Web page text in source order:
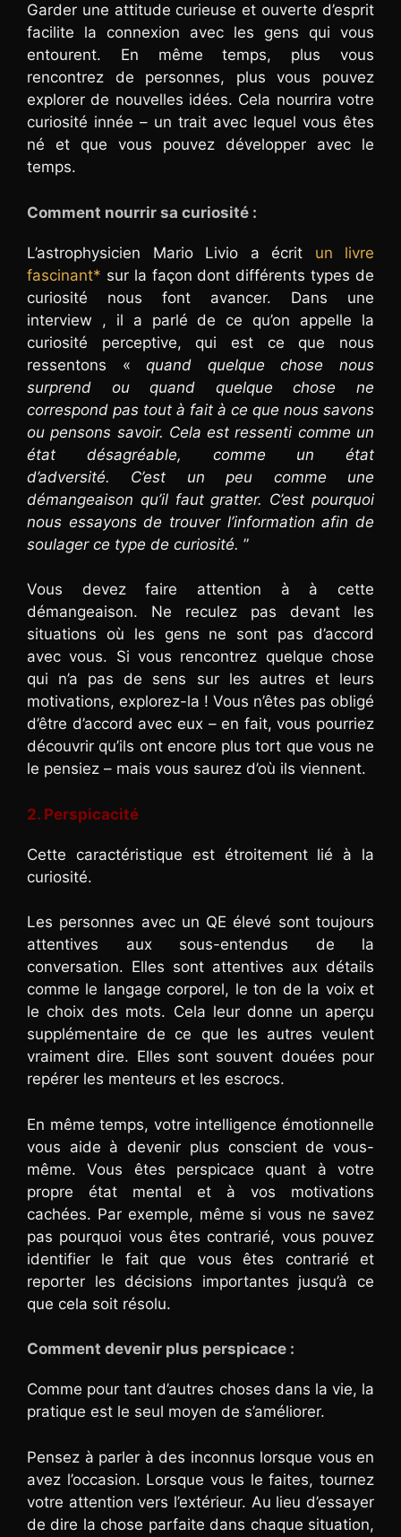
Garder une attitude curieuse et ouverte d’esprit
facilite la connexion avec les gens qui vous
entourent. En même temps, plus vous
rencontrez de personnes, plus vous pouvez
explorer de nouvelles idées. Cela nourrira votre
curiosité innée – un trait avec lequel vous êtes
né et que vous pouvez développer avec le
temps.
Comment nourrir sa curiosité :
L’astrophysicien Mario Livio a écrit un livre
fascinant* sur la façon dont différents types de
curiosité nous font avancer. Dans une
interview , il a parlé de ce qu’on appelle la
curiosité perceptive, qui est ce que nous
ressentons «quand quelque chose nous
surprend ou quand quelque chose ne
correspond pas tout à fait à ce que nous savons
ou pensons savoir. Cela est ressenti comme un
état désagréable, comme un état
d’adversité. C’est un peu comme une
démangeaison qu’il faut gratter. C’est pourquoi
nous essayons de trouver l’information afin de
soulager ce type de curiosité. ”
Vous devez faire attention à à cette
démangeaison. Ne reculez pas devant les
situations où les gens ne sont pas d’accord
avec vous. Si vous rencontrez quelque chose
qui n’a pas de sens sur les autres et leurs
motivations, explorez-la ! Vous n’êtes pas obligé
d’être d’accord avec eux – en fait, vous pourriez
découvrir qu’ils ont encore plus tort que vous ne
le pensiez – mais vous saurez d’où ils viennent.
2. Perspicacité
Cette caractéristique est étroitement lié à la
curiosité.
Les personnes avec un QE élevé sont toujours
attentives aux sous-entendus de la
conversation. Elles sont attentives aux détails
comme le langage corporel, le ton de la voix et
le choix des mots. Cela leur donne un aperçu
supplémentaire de ce que les autres veulent
vraiment dire. Elles sont souvent douées pour
repérer les menteurs et les escrocs.
En même temps, votre intelligence émotionnelle
vous aide à devenir plus conscient de vous-
même. Vous êtes perspicace quant à votre
propre état mental et à vos motivations
cachées. Par exemple, même si vous ne savez
pas pourquoi vous êtes contrarié, vous pouvez
identifier le fait que vous êtes contrarié et
reporter les décisions importantes jusqu’à ce
que cela soit résolu.
Comment devenir plus perspicace :
Comme pour tant d’autres choses dans la vie, la
pratique est le seul moyen de s’améliorer.
Pensez à parler à des inconnus lorsque vous en
avez l’occasion. Lorsque vous le faites, tournez
votre attention vers l’extérieur. Au lieu d’essayer
de dire la chose parfaite dans chaque situation,